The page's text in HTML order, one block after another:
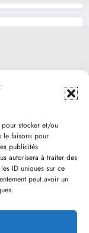
stocker et/ou
le faisons pour
publicités
autorisera à traiter des
ID uniques sur ce
peut avoir un